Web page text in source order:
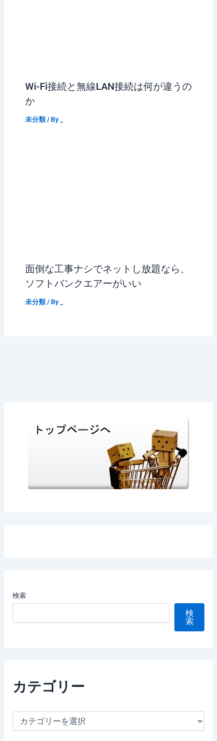
Wi-Fi接続と無線LAN接続は何が違うの
か
未分類/ By
面倒な工事ナシでネットし放題なら、
ソフトバンクエアーがいい
未分類/ By
検索
検
索
カテゴリー